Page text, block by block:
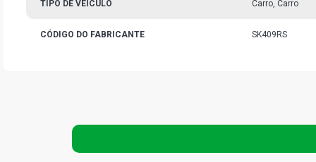
TIPO DE VEÍCULO Carro, Carro
CÓDIGO DO FABRICANTE SK409RS